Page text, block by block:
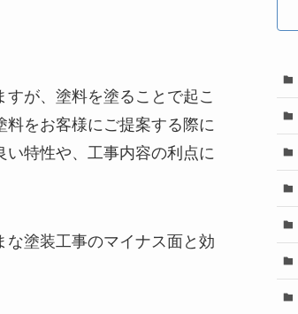
が、塗料を塗ることで起こ
料をお客様にご提案する際に
特性や、工事内容の利点に
塗装工事のマイナス面と効